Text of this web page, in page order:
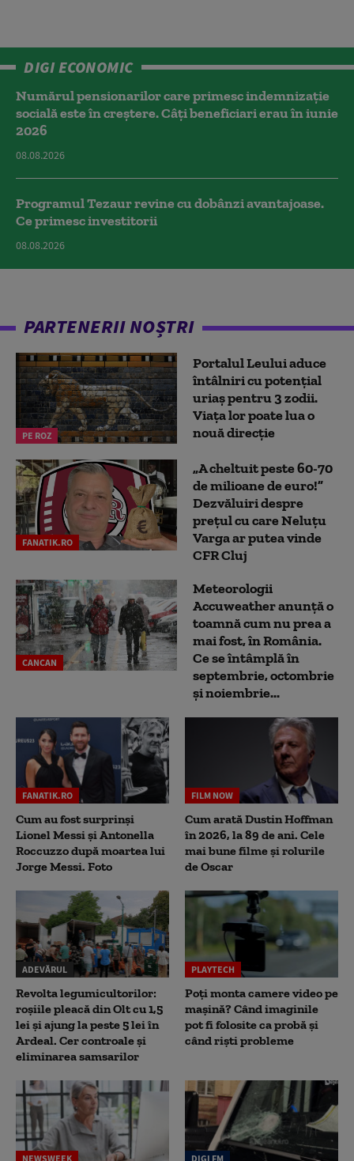
DIGI ECONOMIC
Numărul pensionarilor care primesc indemnizaţie
socială este în creștere. Câți beneficiari erau în iunie
2026
08.08.2026
Programul Tezaur revine cu dobânzi avantajoase.
Ce primesc investitorii
08.08.2026
PARTENERII NOȘTRI
PE ROZ
Portalul Leului aduce
întâlniri cu potențial
uriaș pentru 3 zodii.
Viața lor poate lua o
nouă direcție
FANATIK.RO
„A cheltuit peste 60-70
de milioane de euro!”
Dezvăluiri despre
prețul cu care Neluțu
Varga ar putea vinde
CFR Cluj
CANCAN
Meteorologii
Accuweather anunță o
toamnă cum nu prea a
mai fost, în România.
Ce se întâmplă în
septembrie, octombrie
și noiembrie...
FANATIK.RO
Cum au fost surprinși
Lionel Messi și Antonella
Roccuzzo după moartea lui
Jorge Messi. Foto
FILM NOW
Cum arată Dustin Hoffman
în 2026, la 89 de ani. Cele
mai bune filme și rolurile
de Oscar
ADEVĂRUL
Revolta legumicultorilor:
roșiile pleacă din Olt cu 1,5
lei și ajung la peste 5 lei în
Ardeal. Cer controale și
eliminarea samsarilor
PLAYTECH
Poți monta camere video pe
mașină? Când imaginile
pot fi folosite ca probă și
când riști probleme
NEWSWEEK DIGI FM